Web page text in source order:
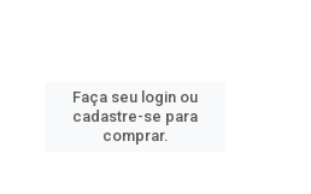
Faça seu login ou
cadastre-se para
comprar.